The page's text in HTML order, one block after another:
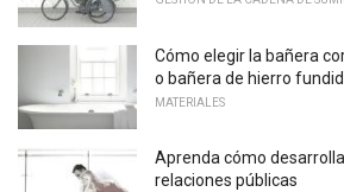
Cómo elegir la bañera
o bañera de hierro
MATERIALES
Aprenda cómo
relaciones públicas